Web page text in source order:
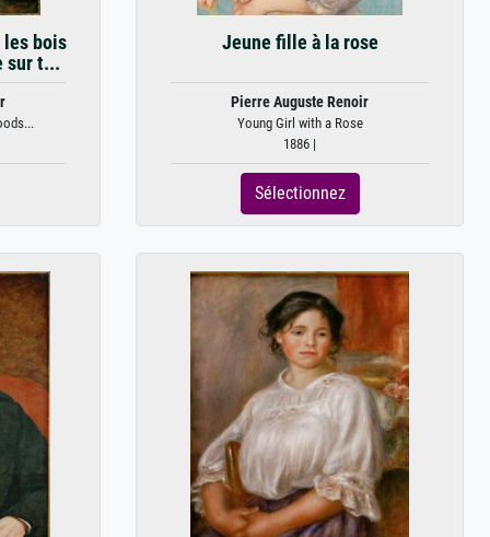
les bois
sur t...
Jeune fille à la rose
Pierre Auguste Renoir
Young Girl with a Rose
1886 |
Sélectionnez